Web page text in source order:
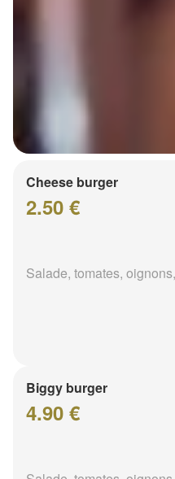
Cheese burger
2.50 €
Salade, tomates,
Biggy burger
4.90 €